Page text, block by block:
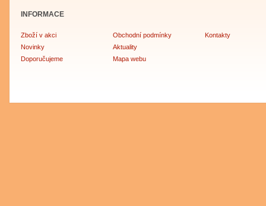
INFORMACE
Zboží v akci
Novinky
Doporučujeme
Obchodní podmínky
Aktuality
Mapa webu
Kontakty